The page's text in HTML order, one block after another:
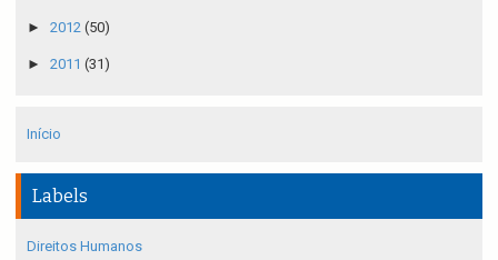
► 2012 (50)
► 2011 (31)
Início
Labels
Direitos Humanos